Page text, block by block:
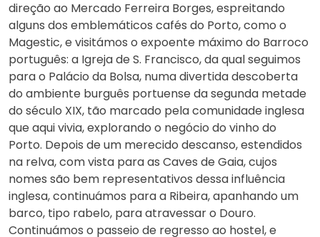
direção ao Mercado Ferreira Borges, espreitando
alguns dos emblemáticos cafés do Porto, como o
Magestic, e visitámos o expoente máximo do Barroco
português: a Igreja de S. Francisco, da qual seguimos
para o Palácio da Bolsa, numa divertida descoberta
do ambiente burguês portuense da segunda metade
do século XIX, tão marcado pela comunidade inglesa
que aqui vivia, explorando o negócio do vinho do
Porto. Depois de um merecido descanso, estendidos
na relva, com vista para as Caves de Gaia, cujos
nomes são bem representativos dessa influência
inglesa, continuámos para a Ribeira, apanhando um
barco, tipo rabelo, para atravessar o Douro.
Continuámos o passeio de regresso ao hostel, e